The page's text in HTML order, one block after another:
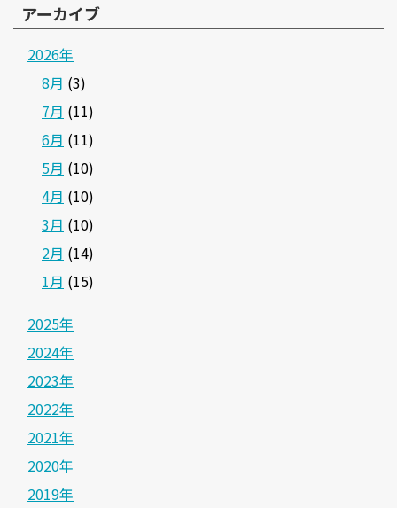
アーカイブ
2026年
8月 (3)
7月 (11)
6月 (11)
5月 (10)
4月 (10)
3月 (10)
2月 (14)
1月 (15)
2025年
2024年
2023年
2022年
2021年
2020年
2019年